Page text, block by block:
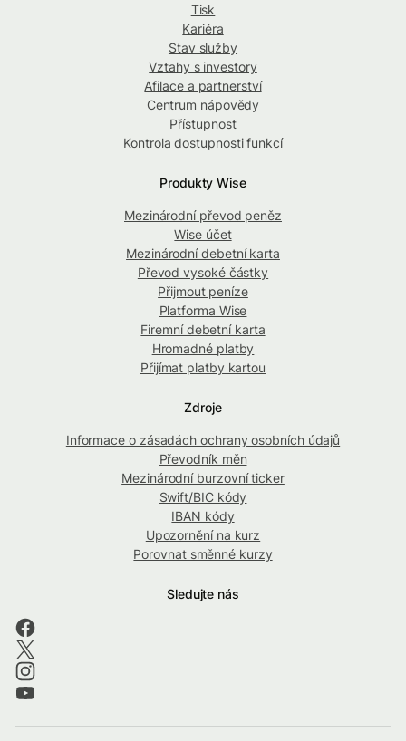
Tisk
Kariéra
Stav služby
Vztahy s investory
Afilace a partnerství
Centrum nápovědy
Přístupnost
Kontrola dostupnosti funkcí
Produkty Wise
Mezinárodní převod peněz
Wise účet
Mezinárodní debetní karta
Převod vysoké částky
Přijmout peníze
Platforma Wise
Firemní debetní karta
Hromadné platby
Přijímat platby kartou
Zdroje
Informace o zásadách ochrany osobních údajů
Převodník měn
Mezinárodní burzovní ticker
Swift/BIC kódy
IBAN kódy
Upozornění na kurz
Porovnat směnné kurzy
Sledujte nás